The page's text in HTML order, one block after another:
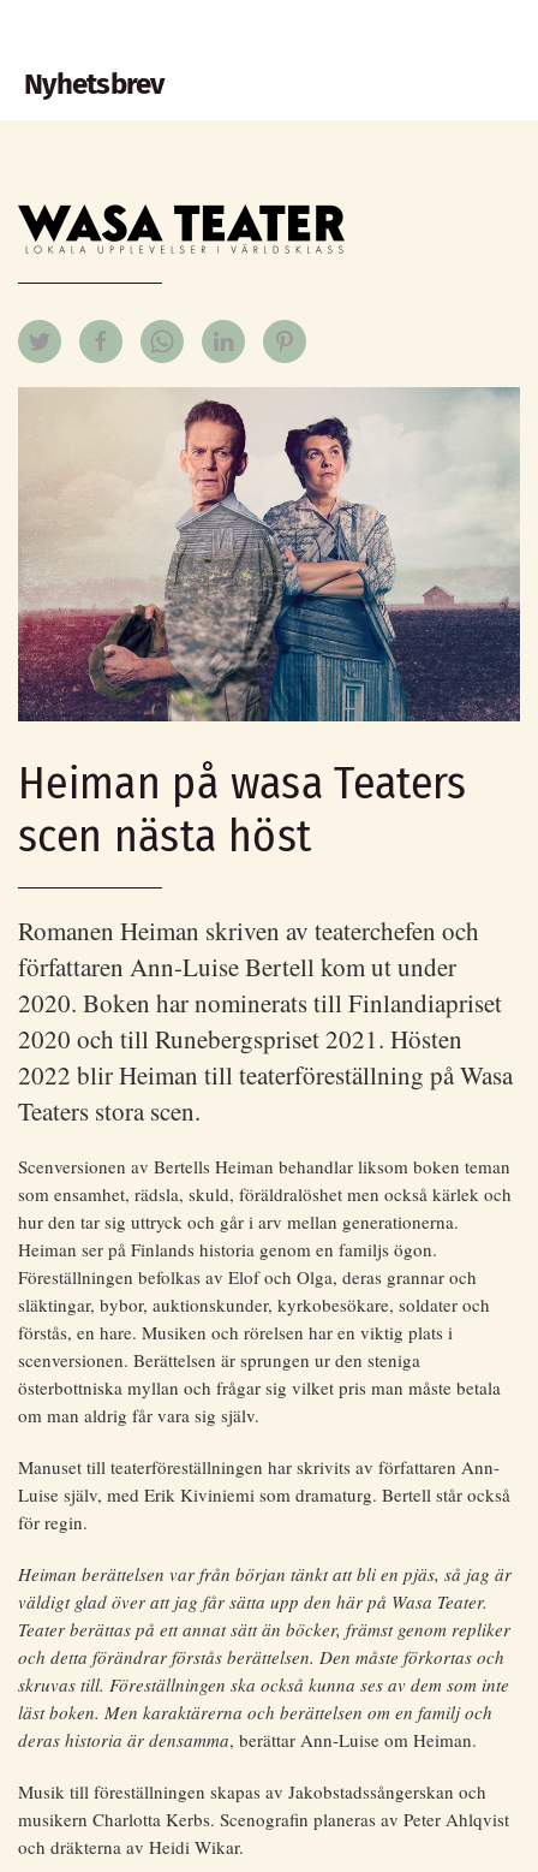
Nyhetsbrev
Heiman på wasa Teaters
scen nästa höst
Romanen Heiman skriven av teaterchefen och
författaren Ann-Luise Bertell kom ut under
2020. Boken har nominerats till Finlandiapriset
2020 och till Runebergspriset 2021. Hösten
2022 blir Heiman till teaterföreställning på Wasa
Teaters stora scen.
Scenversionen av Bertells Heiman behandlar liksom boken teman
som ensamhet, rädsla, skuld, föräldralöshet men också kärlek och
hur den tar sig uttryck och går i arv mellan generationerna.
Heiman ser på Finlands historia genom en familjs ögon.
Föreställningen befolkas av Elof och Olga, deras grannar och
släktingar, bybor, auktionskunder, kyrkobesökare, soldater och
förstås, en hare. Musiken och rörelsen har en viktig plats i
scenversionen. Berättelsen är sprungen ur den steniga
österbottniska myllan och frågar sig vilket pris man måste betala
om man aldrig får vara sig själv.
Manuset till teaterföreställningen har skrivits av författaren Ann-
Luise själv, med Erik Kiviniemi som dramaturg. Bertell står också
för regin.
Heiman berättelsen var från början tänkt att bli en pjäs, så jag är
väldigt glad över att jag får sätta upp den här på Wasa Teater.
Teater berättas på ett annat sätt än böcker, främst genom repliker
och detta förändrar förstås berättelsen. Den måste förkortas och
skruvas till. Föreställningen ska också kunna ses av dem som inte
läst boken. Men karaktärerna och berättelsen om en familj och
deras historia är densamma, berättar Ann-Luise om Heiman.
Musik till föreställningen skapas av Jakobstadssångerskan och
musikern Charlotta Kerbs. Scenografin planeras av Peter Ahlqvist
och dräkterna av Heidi Wikar.